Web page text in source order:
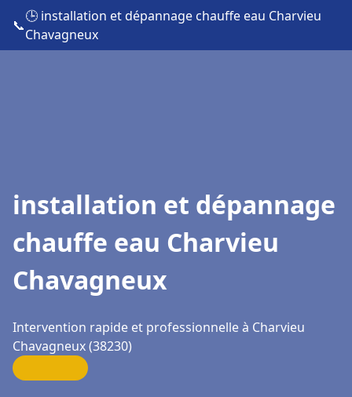
📞
🕒 installation et dépannage chauffe eau Charvieu
Chavagneux
installation et dépannage
chauffe eau Charvieu
Chavagneux
Intervention rapide et professionnelle à Charvieu
Chavagneux (38230)